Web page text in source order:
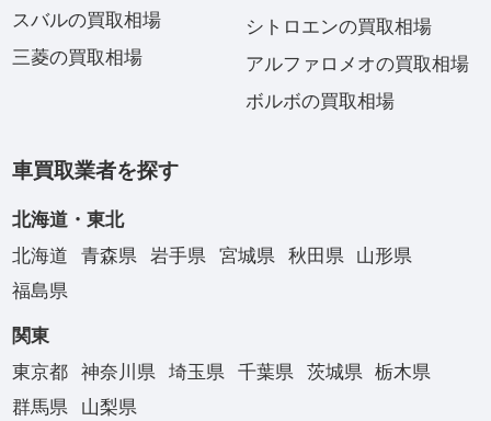
スバルの買取相場
三菱の買取相場
シトロエンの買取相場
アルファロメオの買取相場
ボルボの買取相場
車買取業者を探す
北海道・東北
北海道
青森県 岩手県 宮城県 秋田県
山形県
福島県
関東
東京都
神奈川県 埼玉県 千葉県 茨城県
栃木県
群馬県
山梨県